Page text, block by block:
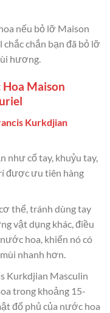
nếu bỏ lỡ Maison
chắn bạn đã bỏ lỡ
hương.
Maison
Kurkdjian
như cổ tay, khuỷu tay,
được ưu tiên hàng
thể, tránh dùng tay
vật dụng khác, điều
hoa, khiến nó có
nhanh hơn.
Kurkdjian Masculin
trong khoảng 15-
đổ phủ của nước hoa